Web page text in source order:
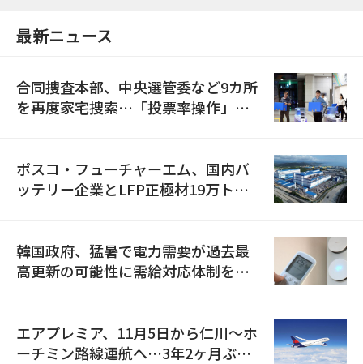
最新ニュース
合同捜査本部、中央選管委など9カ所
を再度家宅捜索…「投票率操作」の
ポスコ・フューチャーエム、国内バ
ッテリー企業とLFP正極材19万トン
韓国政府、猛暑で電力需要が過去最
高更新の可能性に需給対応体制を点
エアプレミア、11月5日から仁川〜ホ
ーチミン路線運航へ…3年2ヶ月ぶり